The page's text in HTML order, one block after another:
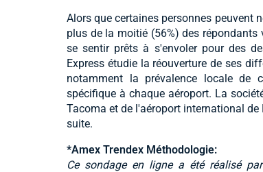
Alors que certaines personnes peuvent
plus de la moitié (56%) des
se sentir prêts à s'envoler pour des
Express étudie la réouverture de ses
notamment la prévalence locale de
spécifique à chaque aéroport. La
Tacoma et de l'aéroport international
suite.
*Amex Trendex Méthodologie:
Ce sondage en ligne a été réalisé